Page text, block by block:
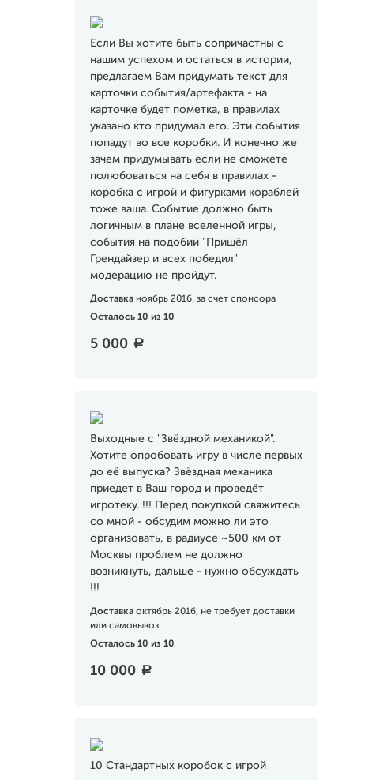
Если Вы хотите быть сопричастны с
нашим успехом и остаться в истории,
предлагаем Вам придумать текст для
карточки события/артефакта - на
карточке будет пометка, в правилах
указано кто придумал его. Эти события
попадут во все коробки. И конечно же
зачем придумывать если не сможете
полюбоваться на себя в правилах -
коробка с игрой и фигурками кораблей
тоже ваша. Событие должно быть
логичным в плане вселенной игры,
события на подобии "Пришёл
Грендайзер и всех победил"
модерацию не пройдут.
Доставка ноябрь 2016, за счет спонсора
Осталось 10 из 10
5 000 a
Выходные с "Звёздной механикой".
Хотите опробовать игру в числе первых
до её выпуска? Звёздная механика
приедет в Ваш город и проведёт
игротеку. !!! Перед покупкой свяжитесь
со мной - обсудим можно ли это
организовать, в радиусе ~500 км от
Москвы проблем не должно
возникнуть, дальше - нужно обсуждать
!!!
Доставка октябрь 2016, не требует доставки
или самовывоз
Осталось 10 из 10
10 000 a
10 Стандартных коробок с игрой